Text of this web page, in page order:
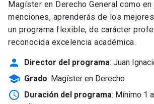
Magíster en Derecho General como en
menciones, aprenderás de los
un programa flexible, de carácter
reconocida excelencia académica.
person Director del programa: Juan
school Grado: Magíster en Derecho
schedule Duración del programa: Mínimo 1